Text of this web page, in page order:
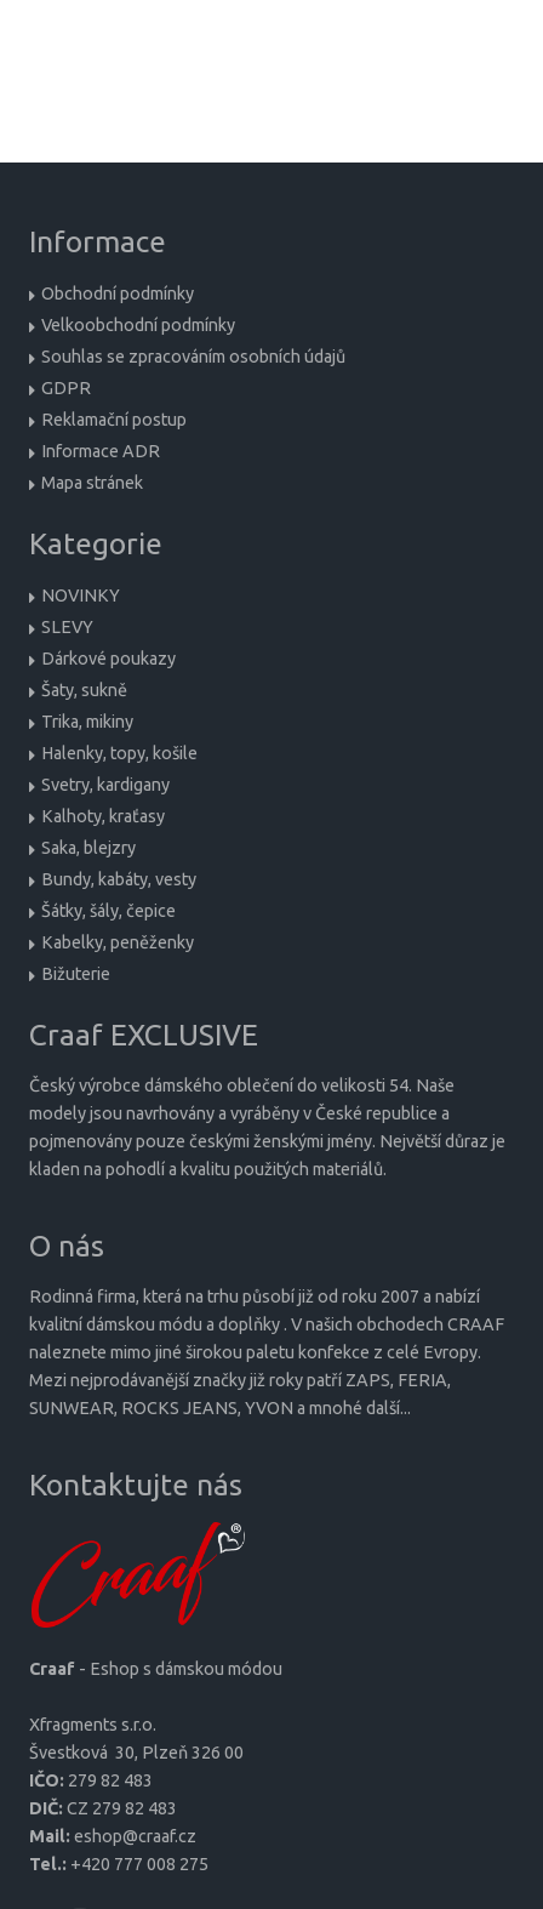
Informace
Obchodní podmínky
Velkoobchodní podmínky
Souhlas se zpracováním osobních údajů
GDPR
Reklamační postup
Informace ADR
Mapa stránek
Kategorie
NOVINKY
SLEVY
Dárkové poukazy
Šaty, sukně
Trika, mikiny
Halenky, topy, košile
Svetry, kardigany
Kalhoty, kraťasy
Saka, blejzry
Bundy, kabáty, vesty
Šátky, šály, čepice
Kabelky, peněženky
Bižuterie
Craaf EXCLUSIVE
Český výrobce dámského oblečení do velikosti 54. Naše
modely jsou navrhovány a vyráběny v České republice a
pojmenovány pouze českými ženskými jmény. Největší důraz je
kladen na pohodlí a kvalitu použitých materiálů.
O nás
Rodinná firma, která na trhu působí již od roku 2007 a nabízí
kvalitní dámskou módu a doplňky . V našich obchodech CRAAF
naleznete mimo jiné širokou paletu konfekce z celé Evropy.
Mezi nejprodávanější značky již roky patří ZAPS, FERIA,
SUNWEAR, ROCKS JEANS, YVON a mnohé další...
Kontaktujte nás
Craaf - Eshop s dámskou módou
Xfragments s.r.o.
Šves­tková 30, Plzeň 326 00
IČO: 279 82 483
DIČ: CZ 279 82 483
Mail: eshop@craaf.cz
Tel.: +420 777 008 275